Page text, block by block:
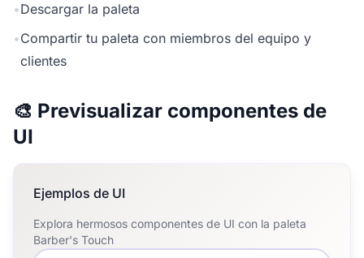
•Descargar la paleta
•Compartir tu paleta con miembros del equipo y
clientes
🎨 Previsualizar componentes de
UI
Ejemplos de UI
Explora hermosos componentes de UI con la paleta
Barber's Touch